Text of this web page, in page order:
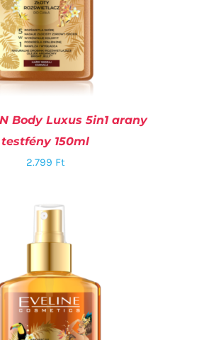
TESZEM /
Body Luxus 5in1 arany
testfény 150ml
2.799 Ft